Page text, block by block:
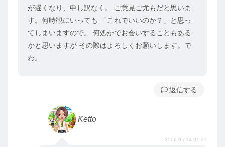
が遅くなり、申し訳なく。 ご意見ご尤もだと思いま
す。何時観にいっても 「これでいいのか？」と思っ
てしまいますので。 何処かでお会いすることもある
かと思いますが その際はよろしくお願いします。で
わ。
返信
Ketto
2006-05-14 01:27